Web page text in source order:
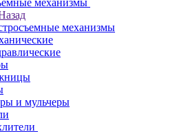
механизмы
механизмы
и мульчеры